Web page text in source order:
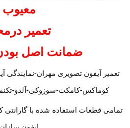
معیوب
تعمیر
ضمانت اصل
تعمیر آیفون تصویری مهران-نمایندگی
کوماکس-کامکث-سوزوکی-آلدو-
تمامی قطعات استفاده شده با